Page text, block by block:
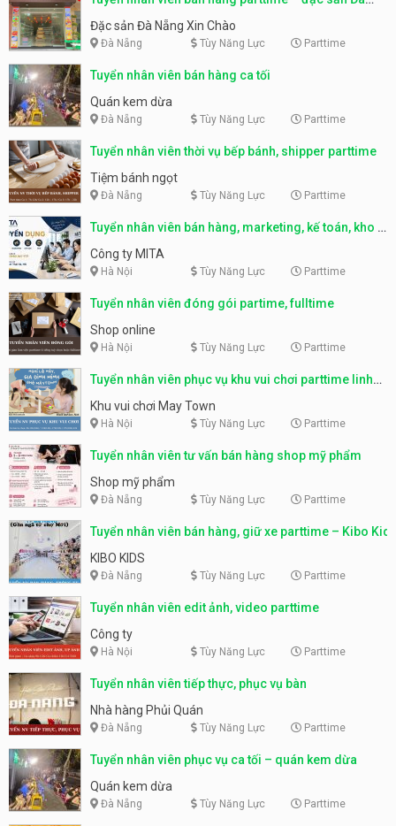
Nẵng
Đặc sản Đà Nẵng Xin Chào
Đà Nẵng Tùy Năng Lực Parttime
Tuyển nhân viên bán hàng ca tối
Quán kem dừa
Đà Nẵng Tùy Năng Lực Parttime
Tuyển nhân viên thời vụ bếp bánh, shipper parttime
Tiệm bánh ngọt
Đà Nẵng Tùy Năng Lực Parttime
Tuyển nhân viên bán hàng, marketing, kế toán, kho –
parttime, fulltime
Công ty MITA
Hà Nội Tùy Năng Lực Parttime
Tuyển nhân viên đóng gói partime, fulltime
Shop online
Hà Nội Tùy Năng Lực Parttime
Tuyển nhân viên phục vụ khu vui chơi parttime linh
động
Khu vui chơi May Town
Hà Nội Tùy Năng Lực Parttime
Tuyển nhân viên tư vấn bán hàng shop mỹ phẩm
Shop mỹ phẩm
Đà Nẵng Tùy Năng Lực Parttime
Tuyển nhân viên bán hàng, giữ xe parttime – Kibo Kid
KIBO KIDS
Đà Nẵng Tùy Năng Lực Parttime
Tuyển nhân viên edit ảnh, video parttime
Công ty
Hà Nội Tùy Năng Lực Parttime
Tuyển nhân viên tiếp thực, phục vụ bàn
Nhà hàng Phủi Quán
Đà Nẵng Tùy Năng Lực Parttime
Tuyển nhân viên phục vụ ca tối – quán kem dừa
Quán kem dừa
Đà Nẵng Tùy Năng Lực Parttime